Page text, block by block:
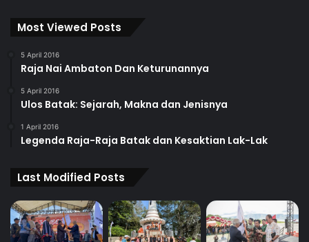
Most Viewed Posts
5 April 2016
Raja Nai Ambaton Dan Keturunannya
5 April 2016
Ulos Batak: Sejarah, Makna dan Jenisnya
1 April 2016
Legenda Raja-Raja Batak dan Kesaktian Lak-Lak
Last Modified Posts